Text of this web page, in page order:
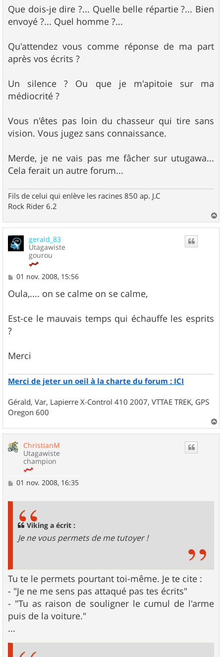
Que dois-je dire ?... Quelle belle répartie ?... Bien
envoyé ?... Quel homme ?...
Qu'attendez vous comme réponse de ma part
après vos écrits ?
Un silence ? Ou que je m'apitoie sur ma
médiocrité ?
Vous n'êtes pas loin du chasseur qui tire sans
vision. Vous jugez sans connaissance.
Merde, je ne vais pas me fâcher sur utugawa...
Cela ferait un autre forum...
Fils de celui qui enlève les racines 850 ap. J.C
Rock Rider 6.2
a
gerald_83
Utagawiste
gourou
M
s
s
g
e
01 nov. 2008, 15:56
Oula,.... on se calme on se calme,
Est-ce le mauvais temps qui échauffe les esprits
?
Merci
Merci de jeter un oeil à la charte du forum : ICI
Gérald, Var, Lapierre X-Control 410 2007, VTTAE TREK, GPS
Oregon 600
a
ChristianM
Utagawiste
champion
M
01 nov. 2008, 16:35
Viking a écrit :
Je ne vous permets de me tutoyer !
Tu te le permets pourtant toi-même. Je te cite :
- "Je ne me sens pas attaqué pas tes écrits"
- "Tu as raison de souligner le cumul de l'arme
puis de la voiture."
...